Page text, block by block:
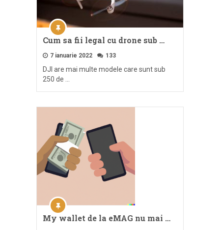
Cum sa fii legal cu drone sub …
7 ianuarie 2022 133
DJI are mai multe modele care sunt sub
250 de …
My wallet de la eMAG nu mai …